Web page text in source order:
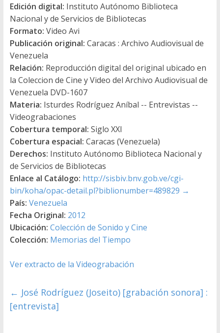
Edición digital: Instituto Autónomo Biblioteca
Nacional y de Servicios de Bibliotecas
Formato: Video Avi
Publicación original: Caracas : Archivo Audiovisual de
Venezuela
Relación: Reproducción digital del original ubicado en
la Coleccion de Cine y Video del Archivo Audiovisual de
Venezuela DVD-1607
Materia: Isturdes Rodríguez Aníbal -- Entrevistas --
Videograbaciones
Cobertura temporal: Siglo XXI
Cobertura espacial: Caracas (Venezuela)
Derechos: Instituto Autónomo Biblioteca Nacional y
de Servicios de Bibliotecas
Enlace al Catálogo: http://sisbiv.bnv.gob.ve/cgi-
bin/koha/opac-detail.pl?biblionumber=489829 →
País: Venezuela
Fecha Original: 2012
Ubicación: Colección de Sonido y Cine
Colección: Memorias del Tiempo
Ver extracto de la Videograbación
← José Rodríguez (Joseito) [grabación sonora] :
[entrevista]